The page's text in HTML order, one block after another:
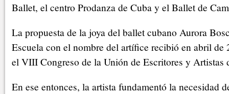
Ballet, el centro Prodanza de Cuba y el Ballet de
La propuesta de la joya del ballet cubano Aurora
Escuela con el nombre del artífice recibió en abril de
el VIII Congreso de la Unión de Escritores y Artistas
En ese entonces, la artista fundamentó la necesidad